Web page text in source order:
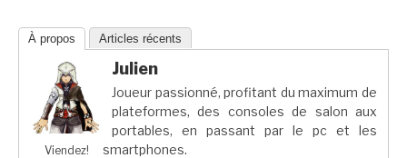
À propos Articles récents
Viendez!
Julien
Joueur passionné, profitant du maximum de
plateformes, des consoles de salon aux
portables, en passant par le pc et les
smartphones.